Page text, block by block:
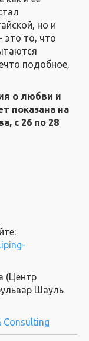
но и
это то, что
подобное,
о любви и
показана на
с 26 по 28
(Центр
Шауль
Consulting